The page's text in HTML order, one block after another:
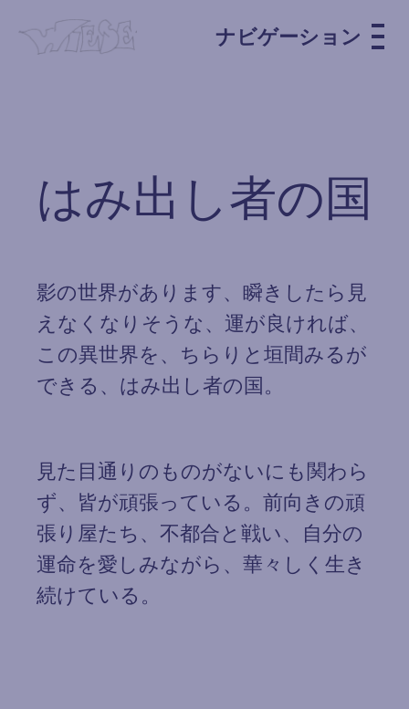
ナビゲーション
はみ出し者の国
影の世界があります、瞬きしたら見
えなくなりそうな、運が良ければ、
この異世界を、ちらりと垣間みるが
できる、はみ出し者の国。
見た目通りのものがないにも関わら
ず、皆が頑張っている。前向きの頑
張り屋たち、不都合と戦い、自分の
運命を愛しみながら、華々しく生き
続けている。